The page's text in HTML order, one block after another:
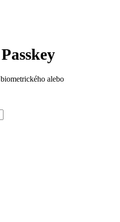
alebo